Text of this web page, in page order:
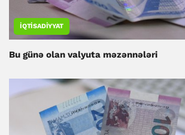
İQTISADIYYAT
Bu günə olan valyuta məzənnələri